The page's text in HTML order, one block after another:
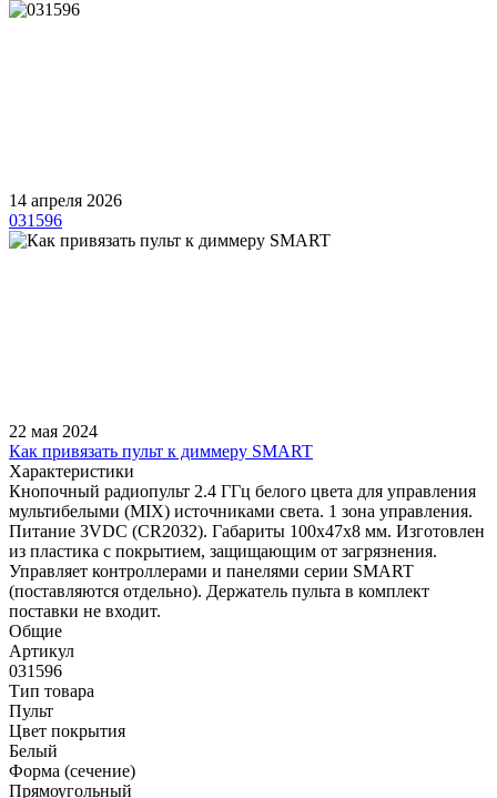
14 апреля 2026
031596
22 мая 2024
Как привязать пульт к диммеру SMART
Характеристики
Кнопочный радиопульт 2.4 ГГц белого цвета для управления
мультибелыми (MIX) источниками света. 1 зона управления.
Питание 3VDC (CR2032). Габариты 100x47x8 мм. Изготовлен
из пластика с покрытием, защищающим от загрязнения.
Управляет контроллерами и панелями серии SMART
(поставляются отдельно). Держатель пульта в комплект
поставки не входит.
Общие
Артикул
031596
Тип товара
Пульт
Цвет покрытия
Белый
Форма (сечение)
Прямоугольный